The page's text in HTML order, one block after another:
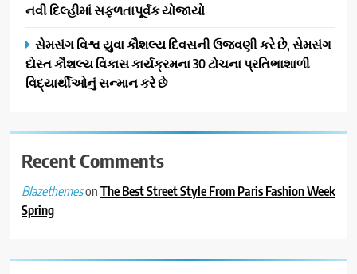
નવી દિલ્હીમાં સફળતાપૂર્વક યોજાયો
સેમસંગ વિશ્વ યુવા કૌશલ્ય દિવસની ઉજવણી કરે છે, સેમસંગ
દોસ્ત કૌશલ્ય વિકાસ કાર્યક્રમના 30 ટોચના પ્રતિભાશાળી
વિદ્યાર્થીઓનું સન્માન કરે છે
Recent Comments
BlazethemesonThe Best Street Style From Paris Fashion Week
Spring